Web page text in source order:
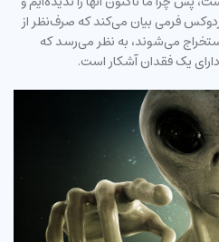
فرمی بیان می‌کند که صرف‌نظر از
می‌شوند، به نظر می‌رسد که
یک فقدان آشکار است.